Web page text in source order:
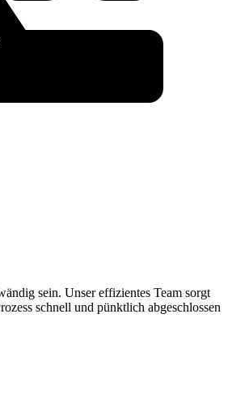
sein. Unser effizientes Team sorgt
schnell und pünktlich abgeschlossen